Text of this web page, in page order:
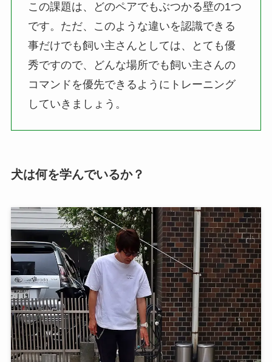
この課題は、どのペアでもぶつかる壁の1つ
です。ただ、このような違いを認識できる
事だけでも飼い主さんとしては、とても優
秀ですので、どんな場所でも飼い主さんの
コマンドを優先できるようにトレーニング
していきましょう。
犬は何を学んでいるか？